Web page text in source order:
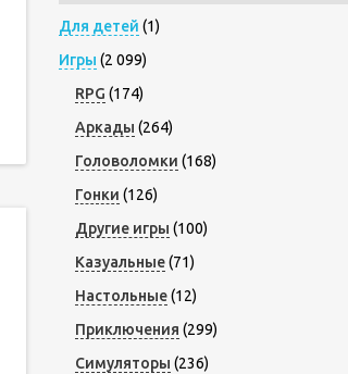
Для детей (1)
Игры (2 099)
RPG (174)
Аркады (264)
Головоломки (168)
Гонки (126)
Другие игры (100)
Казуальные(71)
Настольные(12)
Приключения (299)
Симуляторы (236)